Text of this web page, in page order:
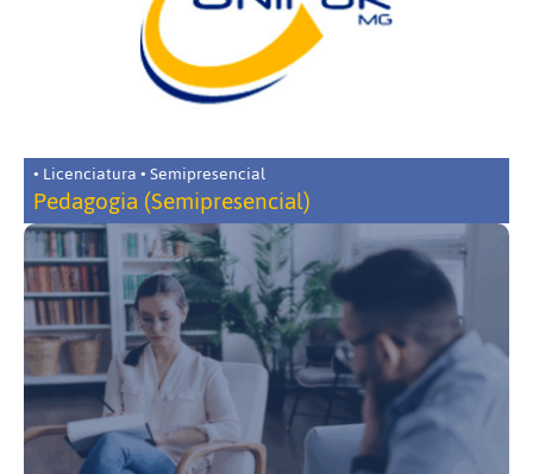
• Licenciatura • Semipresencial
Pedagogia (Semipresencial)